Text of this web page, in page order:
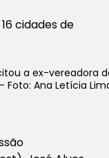
cidades de
a ex-vereadora
Foto: Ana Letícia